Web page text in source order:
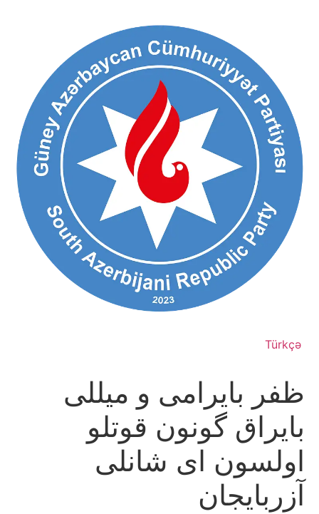
Türkçə
ظفر بایرامی و میللی
بایراق گونون قوتلو
اولسون ای شانلی
آزربایجان